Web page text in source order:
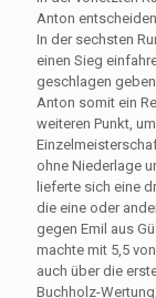
Anton
In der sechsten
einen Sieg
geschlagen
Anton somit ein
weiteren Punkt,
ohne Niederlage
lieferte sich eine
die eine oder
gegen Emil aus
machte mit 5,5
auch über die
Buchholz-